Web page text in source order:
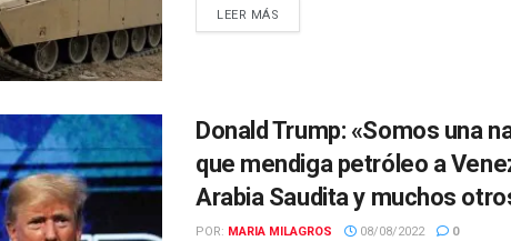
LEER MÁS
Donald Trump: «Somos una
que mendiga petróleo a
Arabia Saudita y muchos
POR: MARIA MILAGROS 08/08/2022 0